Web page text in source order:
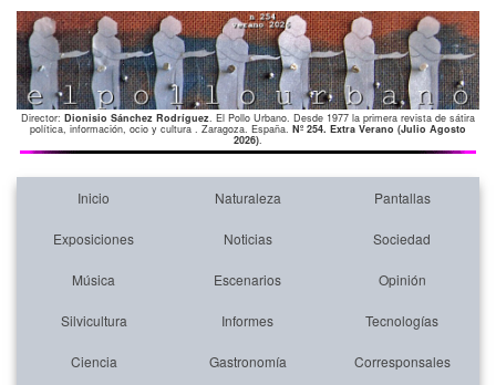
Director: Dionisio Sánchez Rodríguez. El Pollo Urbano. Desde 1977 la primera revista de sátira
política, información, ocio y cultura . Zaragoza. España. Nº 254. Extra Verano (Julio Agosto
2026).
Inicio Naturaleza Pantallas
Exposiciones Noticias Sociedad
Música Escenarios Opinión
Silvicultura Informes Tecnologías
Ciencia Gastronomía Corresponsales